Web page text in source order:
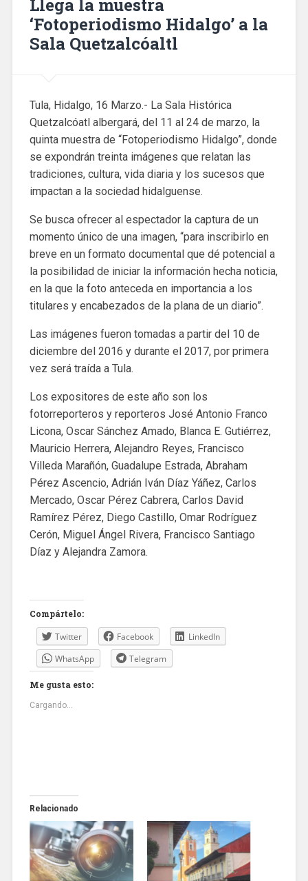
Llega la muestra
‘Fotoperiodismo Hidalgo’ a la
Sala Quetzalcóaltl
Tula, Hidalgo, 16 Marzo.- La Sala Histórica
Quetzalcóatl albergará, del 11 al 24 de marzo, la
quinta muestra de “Fotoperiodismo Hidalgo”, donde
se expondrán treinta imágenes que relatan las
tradiciones, cultura, vida diaria y los sucesos que
impactan a la sociedad hidalguense.
Se busca ofrecer al espectador la captura de un
momento único de una imagen, “para inscribirlo en
breve en un formato documental que dé potencial a
la posibilidad de iniciar la información hecha noticia,
en la que la foto anteceda en importancia a los
titulares y encabezados de la plana de un diario”.
Las imágenes fueron tomadas a partir del 10 de
diciembre del 2016 y durante el 2017, por primera
vez será traída a Tula.
Los expositores de este año son los
fotorreporteros y reporteros José Antonio Franco
Licona, Oscar Sánchez Amado, Blanca E. Gutiérrez,
Mauricio Herrera, Alejandro Reyes, Francisco
Villeda Marañón, Guadalupe Estrada, Abraham
Pérez Ascencio, Adrián Iván Díaz Yáñez, Carlos
Mercado, Oscar Pérez Cabrera, Carlos David
Ramírez Pérez, Diego Castillo, Omar Rodríguez
Cerón, Miguel Ángel Rivera, Francisco Santiago
Díaz y Alejandra Zamora.
Compártelo:
Twitter Facebook
LinkedIn
WhatsApp
Telegram
Me gusta esto:
Cargando...
Relacionado